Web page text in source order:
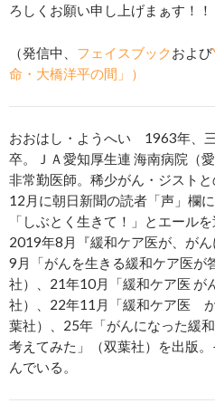
ろしくお願い申し上げまぁす！！
（発信中、 フェイスブックおよび
命・大橋洋平の間」）
おおはし・ようへい 1963年、
卒。ＪＡ愛知厚生連 海南病院（
非常勤医師。稀少がん・ジスト
12月に朝日新聞の読者「声」欄
「しぶとく生きて！」とエール
2019年8月『緩和ケア医が、が
9月「がんを生きる緩和ケア医が
社）、21年10月「緩和ケア医 が
社）、22年11月「緩和ケア医
葉社）、25年「がんになった緩
考えてみた」（双葉社）を出版
んでいる。